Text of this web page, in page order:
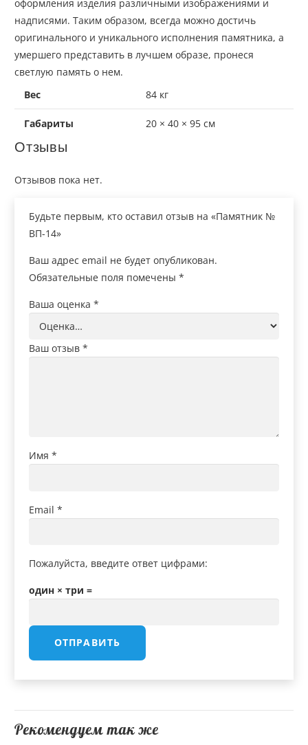
оформления изделия различными изображениями и
надписями. Таким образом, всегда можно достичь
оригинального и уникального исполнения памятника, а
умершего представить в лучшем образе, пронеся
светлую память о нем.
Вес
84 кг
Габариты 20 × 40 × 95 см
Отзывы
Отзывов пока нет.
Будьте первым, кто оставил отзыв на «Памятник №
ВП-14»
Ваш адрес email не будет опубликован.
Обязательные поля помечены *
Ваша оценка *
Ваш отзыв *
Имя *
Email *
Пожалуйста, введите ответ цифрами:
один × три =
Рекомендуем так же